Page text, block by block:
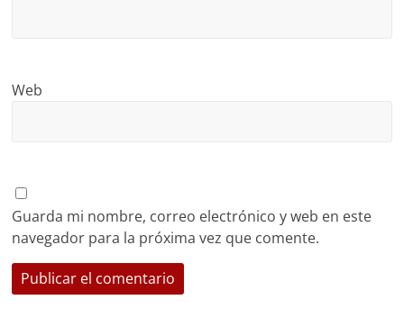
Web
Guarda mi nombre, correo electrónico y web en este
navegador para la próxima vez que comente.